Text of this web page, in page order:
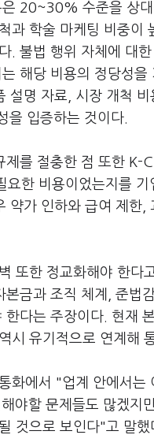
20~30% 수준을 상
학술 마케팅 비중이
. 불법 행위 자체에 대
해당 비용의 정당성
설명 자료, 시장 개척
을 입증하는 것이다.
를 절충한 점 또한 K-
한 비용이었는지를
가 인하와 급여 제한,
또한 정교화해야 한다
금과 조직 체계, 준법
다는 주장이다. 현재
시 유기적으로 연계해
화에서 "업계 안에서
야할 문제들도 많겠지
것으로 보인다"고 말했